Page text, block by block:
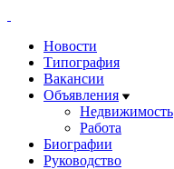
Новости
Типография
Вакансии
Объявления
Недвижимость
Работа
Биографии
Руководство